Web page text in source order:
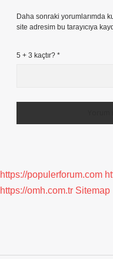
Daha sonraki yorumlarımda
site adresim bu tarayıcıya
5 + 3 kaçtır? *
https://populerforum.com
https://omh.com.tr Sitemap